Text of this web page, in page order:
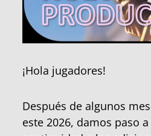
¡Hola jugadores!
Después de algunos
este 2026, damos paso